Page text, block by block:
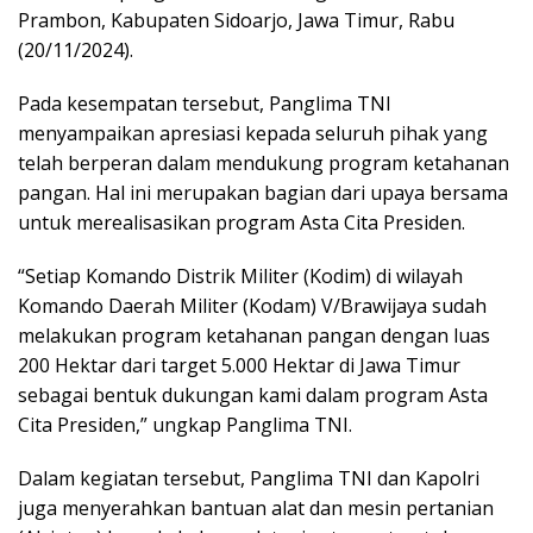
Prambon, Kabupaten Sidoarjo, Jawa Timur, Rabu
(20/11/2024).
Pada kesempatan tersebut, Panglima TNI
menyampaikan apresiasi kepada seluruh pihak yang
telah berperan dalam mendukung program ketahanan
pangan. Hal ini merupakan bagian dari upaya bersama
untuk merealisasikan program Asta Cita Presiden.
“Setiap Komando Distrik Militer (Kodim) di wilayah
Komando Daerah Militer (Kodam) V/Brawijaya sudah
melakukan program ketahanan pangan dengan luas
200 Hektar dari target 5.000 Hektar di Jawa Timur
sebagai bentuk dukungan kami dalam program Asta
Cita Presiden,” ungkap Panglima TNI.
Dalam kegiatan tersebut, Panglima TNI dan Kapolri
juga menyerahkan bantuan alat dan mesin pertanian